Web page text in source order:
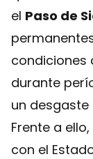
el Paso de
condiciones
durante
un
Frente a
con el